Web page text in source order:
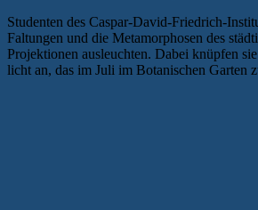
Studenten des Caspar-David-Friedrich-
Faltungen und die Metamorphosen des
Projektionen ausleuchten. Dabei knüpfen
licht an, das im Juli im Botanischen Garten